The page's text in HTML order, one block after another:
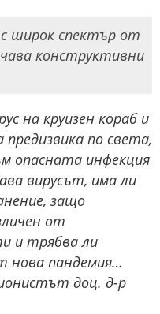
с широк спектър от
конструктивни
на круизен кораб и
по света,
опасната инфекция
вирусът, има ли
защо
от
и трябва ли
нова пандемия…
доц. д-р